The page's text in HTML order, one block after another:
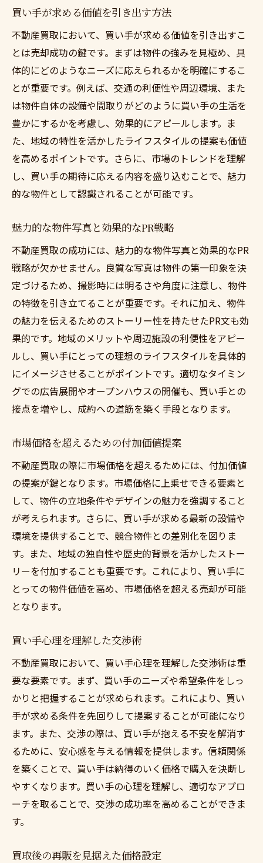
買い手が求める価値を引き出す方法
不動産買取において、買い手が求める価値を引き出すこ
とは売却成功の鍵です。まずは物件の強みを見極め、具
体的にどのようなニーズに応えられるかを明確にするこ
とが重要です。例えば、交通の利便性や周辺環境、また
は物件自体の設備や間取りがどのように買い手の生活を
豊かにするかを考慮し、効果的にアピールします。ま
た、地域の特性を活かしたライフスタイルの提案も価値
を高めるポイントです。さらに、市場のトレンドを理解
し、買い手の期待に応える内容を盛り込むことで、魅力
的な物件として認識されることが可能です。
魅力的な物件写真と効果的なPR戦略
不動産買取の成功には、魅力的な物件写真と効果的なPR
戦略が欠かせません。良質な写真は物件の第一印象を決
定づけるため、撮影時には明るさや角度に注意し、物件
の特徴を引き立てることが重要です。それに加え、物件
の魅力を伝えるためのストーリー性を持たせたPR文も効
果的です。地域のメリットや周辺施設の利便性をアピー
ルし、買い手にとっての理想のライフスタイルを具体的
にイメージさせることがポイントです。適切なタイミン
グでの広告展開やオープンハウスの開催も、買い手との
接点を増やし、成約への道筋を築く手段となります。
市場価格を超えるための付加価値提案
不動産買取の際に市場価格を超えるためには、付加価値
の提案が鍵となります。市場価格に上乗せできる要素と
して、物件の立地条件やデザインの魅力を強調すること
が考えられます。さらに、買い手が求める最新の設備や
環境を提供することで、競合物件との差別化を図りま
す。また、地域の独自性や歴史的背景を活かしたストー
リーを付加することも重要です。これにより、買い手に
とっての物件価値を高め、市場価格を超える売却が可能
となります。
買い手心理を理解した交渉術
不動産買取において、買い手心理を理解した交渉術は重
要な要素です。まず、買い手のニーズや希望条件をしっ
かりと把握することが求められます。これにより、買い
手が求める条件を先回りして提案することが可能になり
ます。また、交渉の際は、買い手が抱える不安を解消す
るために、安心感を与える情報を提供します。信頼関係
を築くことで、買い手は納得のいく価格で購入を決断し
やすくなります。買い手の心理を理解し、適切なアプロ
ーチを取ることで、交渉の成功率を高めることができま
す。
買取後の再販を見据えた価格設定